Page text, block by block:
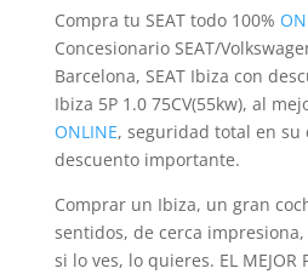
Compra tu SEAT todo 100%
Concesionario SEAT/
Barcelona, SEAT Ibiza con
Ibiza 5P 1.0 75CV(55kw), al
ONLINE, seguridad total en su
descuento importante.
Comprar un Ibiza, un gran
sentidos, de cerca
si lo ves, lo quieres. EL MEJOR